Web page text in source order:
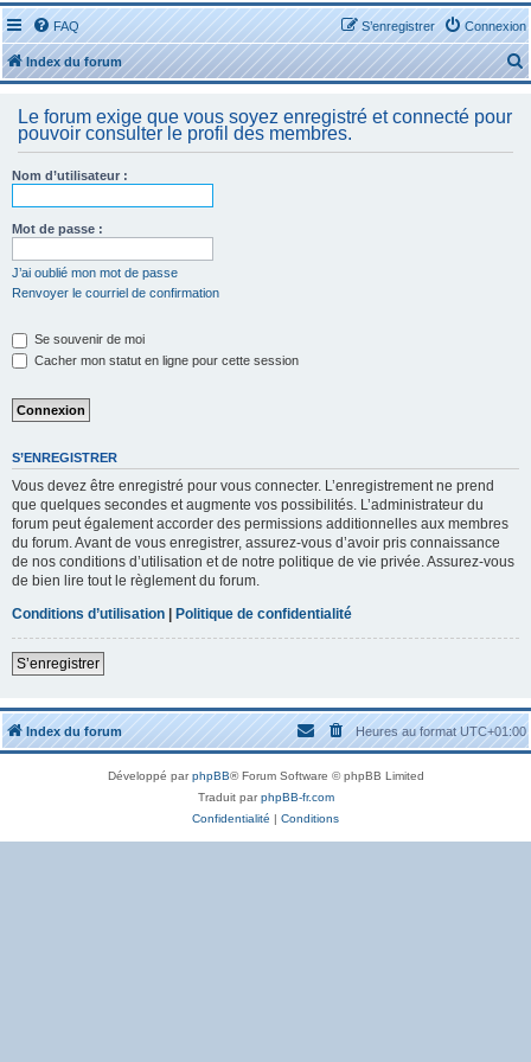
FAQ Connexion
S’enregistrer
Index du forum
e
Le forum exige que vous soyez enregistré et connecté pour
pouvoir consulter le profil des membres.
Nom d’utilisateur :
Mot de passe :
J’ai oublié mon mot de passe
Renvoyer le courriel de confirmation
Se souvenir de moi
Cacher mon statut en ligne pour cette session
S’ENREGISTRER
Vous devez être enregistré pour vous connecter. L’enregistrement ne prend
que quelques secondes et augmente vos possibilités. L’administrateur du
forum peut également accorder des permissions additionnelles aux membres
du forum. Avant de vous enregistrer, assurez-vous d’avoir pris connaissance
de nos conditions d’utilisation et de notre politique de vie privée. Assurez-vous
de bien lire tout le règlement du forum.
Conditions d’utilisation | Politique de confidentialité
S’enregistrer
Index du forum Heures au formatUTC+01:00
Développé parphpBB® Forum Software © phpBB Limited
Traduit parphpBB-fr.com
Confidentialité | Conditions